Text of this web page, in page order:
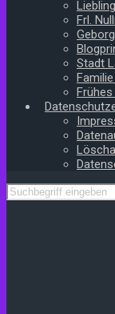
Frl.
Stadt